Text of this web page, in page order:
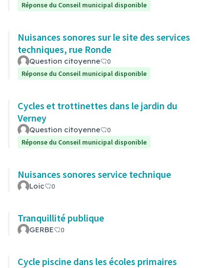
Réponse du Conseil municipal disponible
Nuisances sonores sur le site des services
techniques, rue Ronde
Question citoyenne
0
Réponse du Conseil municipal disponible
Cycles et trottinettes dans le jardin du
Verney
Question citoyenne
0
Réponse du Conseil municipal disponible
Nuisances sonores service technique
Loic 0
Tranquillité publique
GERBE 0
Cycle piscine dans les écoles primaires